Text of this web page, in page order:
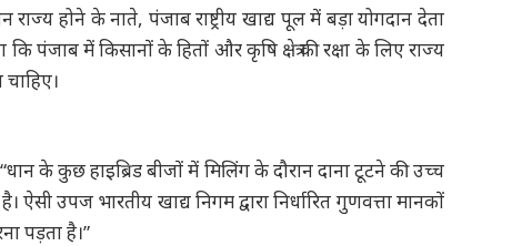
होने के नाते, पंजाब राष्ट्रीय खाद्य पूल में बड़ा योगदान देता
पंजाब में किसानों के हितों और कृषि क्षेत्र की रक्षा के लिए राज्य
के कुछ हाइब्रिड बीजों में मिलिंग के दौरान दाना टूटने की उच्च
उपज भारतीय खाद्य निगम द्वारा निर्धारित गुणवत्ता मानकों
पड़ता है।”